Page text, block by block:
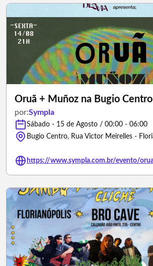
Oruã + Muñoz na Bugio Centro
por:Sympla
Sábado - 15 de Agosto / 00:00 - 06:00